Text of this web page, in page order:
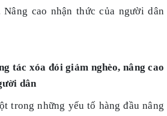
cao nhận thức của người dân
tác xóa đói giảm nghèo, nâng cao
dân
trong những yếu tố hàng đầu nâng